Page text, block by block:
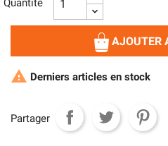
Quantité
AJOUTER
 Derniers articles en stock
Partager